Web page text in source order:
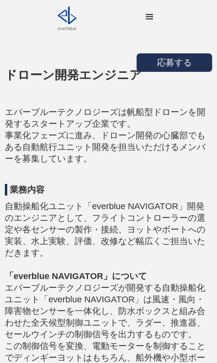
応募する
ドローン開発エンジニア
エバーブルーテクノロジーズは帆船型ドローンを開
発するスタートアップ企業です。
事業化フェーズに進み、ドローン開発の心臓部でも
ある自動航行ユニット開発を担当いただけるメンバ
ーを募集しています。
業務内容
自動操船化ユニット「everblue NAVIGATOR」開発
のエンジニアとして、フライトコントローラーの選
定や各センサーの製作・接続、ヨットやボートへの
実装、水上実験、評価、改修など幅広くご担当いた
だきます。
「everblue NAVIGATOR」について
エバーブルーテクノロジーズが開発する自動操船化
ユニット「everblue NAVIGATOR」は風速・風向・
障害物センサーを一体化し、防水ボックスと組み合
わせた全天候型制御ユニットで、ラダー、推進器、
セールウインチの制御信号を出力するものです。
この制御信号を変換、電動モーターを制御すること
でディンギーヨットはもちろん、船外機や小型ボー